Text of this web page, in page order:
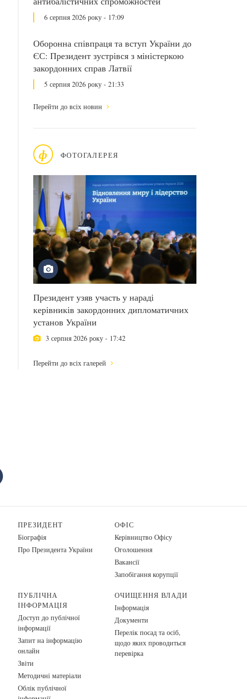
6 серпня 2026 року - 17:09
Оборонна співпраця та вступ України до
ЄС: Президент зустрівся з міністеркою
закордонних справ Латвії
5 серпня 2026 року - 21:33
Перейти до всіх новин
ф ФОТОГАЛЕРЕЯ
Президент узяв участь у нараді
керівників закордонних дипломатичних
установ України
3 серпня 2026 року - 17:42
Перейти до всіх галерей
ПРЕЗИДЕНТ
Біографія
Про Президента України
ОФІС
Керівництво Офісу
Оголошення
Вакансії
Запобігання корупції
ПУБЛІЧНА
ІНФОРМАЦІЯ
Доступ до публічної
інформації
Запит на інформацію
онлайн
Звіти
Методичні матеріали
Облік публічної
ОЧИЩЕННЯ ВЛАДИ
Інформація
Документи
Перелік посад та осіб,
щодо яких проводиться
перевірка